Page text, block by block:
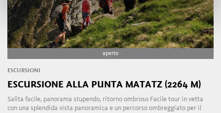
aperto
ESCURSIONI
ESCURSIONE ALLA PUNTA MATATZ (2264 M)
Salita facile, panorama stupendo, ritorno ombroso Facile tour in vetta
con una splendida vista panoramica e un percorso ombreggiato per il